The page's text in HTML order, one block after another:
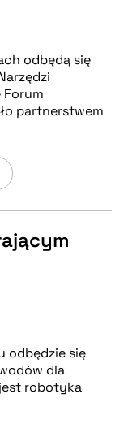
odbędą się
Forum
partnerstwem
odbędzie się
dla
robotyka